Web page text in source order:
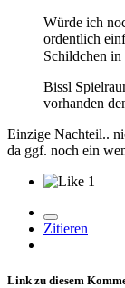
Würde ich
ordentlich
Schildchen
Bissl
vorhanden
Einzige Nachteil..
da ggf. noch ein
1
Zitieren
Link zu diesem